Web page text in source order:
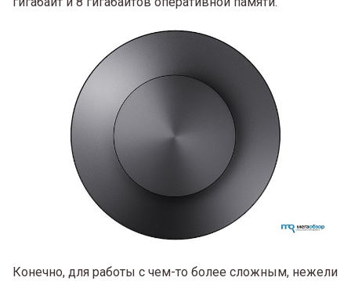
Конечно, для работы с чем-то более сложным, нежели